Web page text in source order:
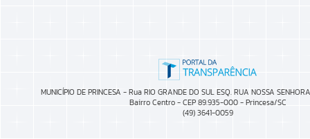
MUNICÍPIO DE PRINCESA - Rua RIO GRANDE DO SUL ESQ. RUA NOSSA
Bairro Centro - CEP 89.935-000 - Princesa/SC
(49) 3641-0059